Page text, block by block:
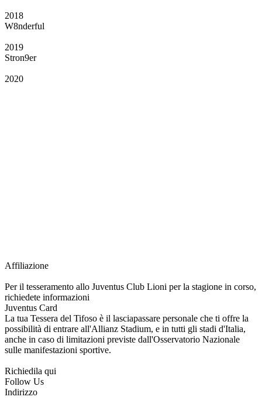
2018
W8nderful
2019
Stron9er
2020
Affiliazione
Per il tesseramento allo Juventus Club Lioni per la stagione in corso,
richiedete informazioni
Juventus Card
La tua Tessera del Tifoso è il lasciapassare personale che ti offre la
possibilità di entrare all'Allianz Stadium, e in tutti gli stadi d'Italia,
anche in caso di limitazioni previste dall'Osservatorio Nazionale
sulle manifestazioni sportive.
Richiedila qui
Follow Us
Indirizzo